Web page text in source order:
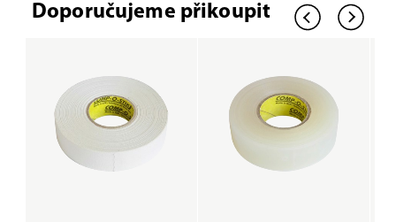
Doporučujeme přikoupit